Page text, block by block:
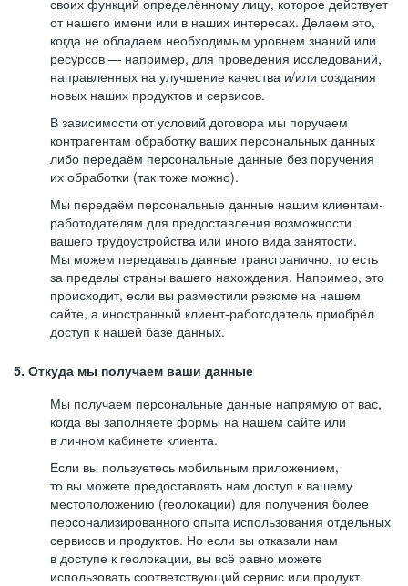
своих функций определённому лицу, которое действует
от нашего имени или в наших интересах. Делаем это,
когда не обладаем необходимым уровнем знаний или
ресурсов — например, для проведения исследований,
направленных на улучшение качества и/или создания
новых наших продуктов и сервисов.
В зависимости от условий договора мы поручаем
контрагентам обработку ваших персональных данных
либо передаём персональные данные без поручения
их обработки (так тоже можно).
Мы передаём персональные данные нашим клиентам-
работодателям для предоставления возможности
вашего трудоустройства или иного вида занятости.
Мы можем передавать данные трансгранично, то есть
за пределы страны вашего нахождения. Например, это
происходит, если вы разместили резюме на нашем
сайте, а иностранный клиент-работодатель приобрёл
доступ к нашей базе данных.
5. Откуда мы получаем ваши данные
Мы получаем персональные данные напрямую от вас,
когда вы заполняете формы на нашем сайте или
в личном кабинете клиента.
Если вы пользуетесь мобильным приложением,
то вы можете предоставлять нам доступ к вашему
местоположению (геолокации) для получения более
персонализированного опыта использования отдельных
сервисов и продуктов. Но если вы отказали нам
в доступе к геолокации, вы всё равно можете
использовать соответствующий сервис или продукт.